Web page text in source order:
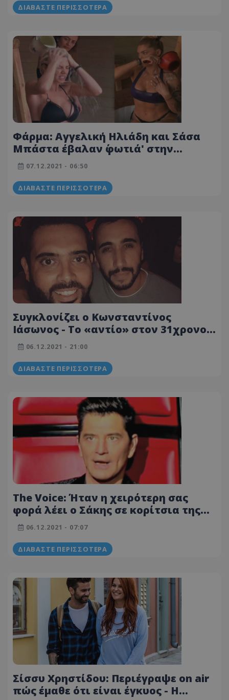
ΔΙΑΒΆΣΤΕ ΠΕΡΙΣΣΌΤΕΡΑ
Φάρμα: Αγγελική Ηλιάδη και Σάσα
Μπάστα έβαλαν ΄φωτιά' στην
ντουζιέρα
07.12.2021 - 06:50
ΔΙΑΒΆΣΤΕ ΠΕΡΙΣΣΌΤΕΡΑ
Συγκλονίζει ο Κωνσταντίνος
Ιάσωνος - Το «αντίο» στον 31χρονο
Γιώτη
06.12.2021 - 21:00
ΔΙΑΒΆΣΤΕ ΠΕΡΙΣΣΌΤΕΡΑ
The Voice: Ήταν η χειρότερη σας
φορά λέει ο Σάκης σε κορίτσια της
ομάδας του
06.12.2021 - 07:07
ΔΙΑΒΆΣΤΕ ΠΕΡΙΣΣΌΤΕΡΑ
Σίσσυ Χρηστίδου: Περιέγραψε on air
πώς έμαθε ότι είναι έγκυος - Η